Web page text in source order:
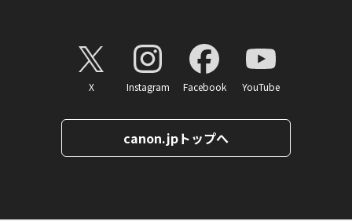
X Instagram Facebook YouTube
canon.jpトップへ